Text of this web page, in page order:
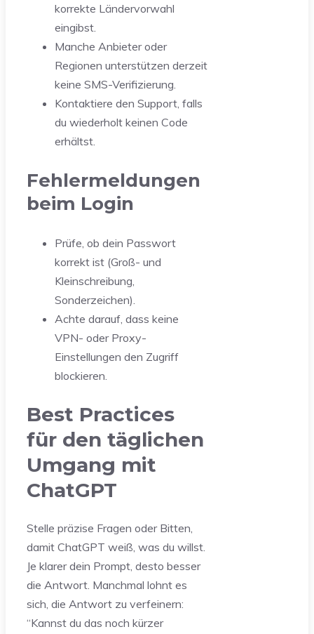
korrekte Ländervorwahl
eingibst.
Manche Anbieter oder
Regionen unterstützen derzeit
keine SMS-Verifizierung.
Kontaktiere den Support, falls
du wiederholt keinen Code
erhältst.
Fehlermeldungen
beim Login
Prüfe, ob dein Passwort
korrekt ist (Groß- und
Kleinschreibung,
Sonderzeichen).
Achte darauf, dass keine
VPN- oder Proxy-
Einstellungen den Zugriff
blockieren.
Best Practices
für den täglichen
Umgang mit
ChatGPT
Stelle präzise Fragen oder Bitten,
damit ChatGPT weiß, was du willst.
Je klarer dein Prompt, desto besser
die Antwort. Manchmal lohnt es
sich, die Antwort zu verfeinern:
“Kannst du das noch kürzer